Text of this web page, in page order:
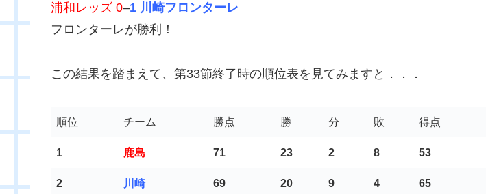
浦和レッズ 0–1 川崎フロンターレ
フロンターレが勝利！
この結果を踏まえて、第33節終了時の順位表を見てみますと．．．
順位 チーム 勝点 勝 分 敗 得点
1 鹿島 71 23 2 8 53
2 川崎 69 20 9 4 65